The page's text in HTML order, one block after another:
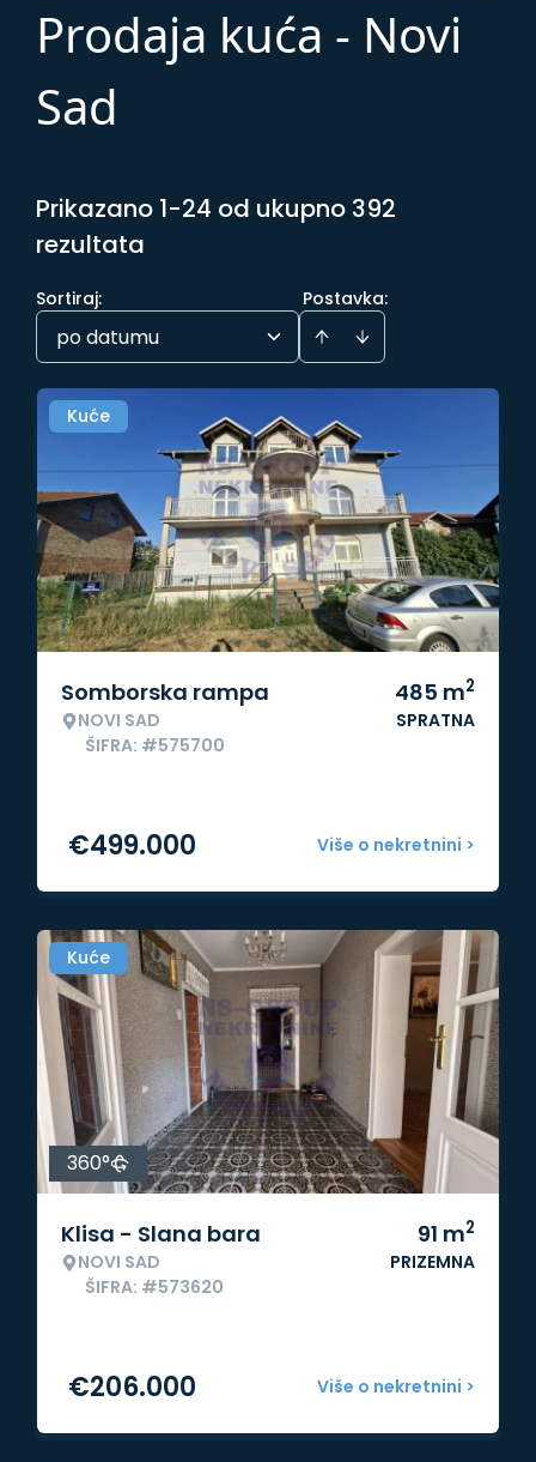
Prodaja kuća - Novi
Sad
Prikazano 1-24 od ukupno 392
rezultata
Postavka:
Sortiraj:
po datumu
Kuće
Somborska rampa
NOVI SAD
ŠIFRA: #575700
485 m2
SPRATNA
Više o nekretnini >
€499.000
Kuće
360°
Klisa - Slana bara
NOVI SAD
ŠIFRA: #573620
91 m2
PRIZEMNA
Više o nekretnini >
€206.000